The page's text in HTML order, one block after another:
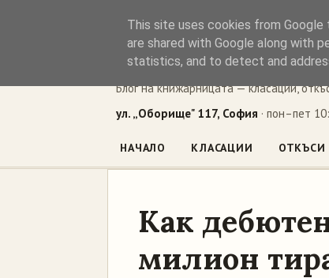
Книжен
Блог на книжарницата — класации,
ул. „Оборище" 117, София · пон–пет
НАЧАЛО КЛАСАЦИИ ОТКЪСИ
Как
милион
This site uses cookies from
are shared with Google along with
statistics, and to detect and